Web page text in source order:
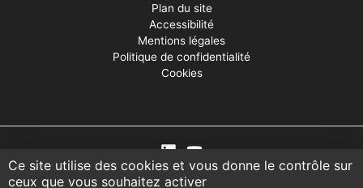
Ce site utilise des cookies et vous donne le contrôle sur
ceux que vous souhaitez activer
Plan du site
Accessibilité
Mentions légales
Politique de confidentialité
Cookies